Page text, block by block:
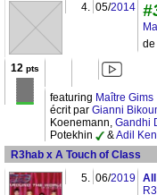
4. 05/2014
de
12 pts
featuring Maître Gims
écrit par Gianni
Koenemann, Gandhi
Potekhin
&Adil
R3hab x A Touch of Class
5. 06/2019